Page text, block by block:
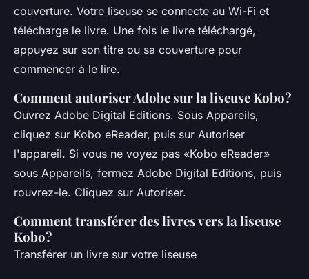
couverture. Votre liseuse se connecte au Wi-Fi et
télécharge le livre. Une fois le livre téléchargé,
appuyez sur son titre ou sa couverture pour
commencer à le lire.
Comment autoriser Adobe sur la liseuse Kobo?
Ouvrez Adobe Digital Editions. Sous Appareils,
cliquez sur Kobo eReader, puis sur Autoriser
l'appareil. Si vous ne voyez pas «Kobo eReader»
sous Appareils, fermez Adobe Digital Editions, puis
rouvrez-le. Cliquez sur Autoriser.
Comment transférer des livres vers la liseuse
Kobo?
Transférer un livre sur votre liseuse